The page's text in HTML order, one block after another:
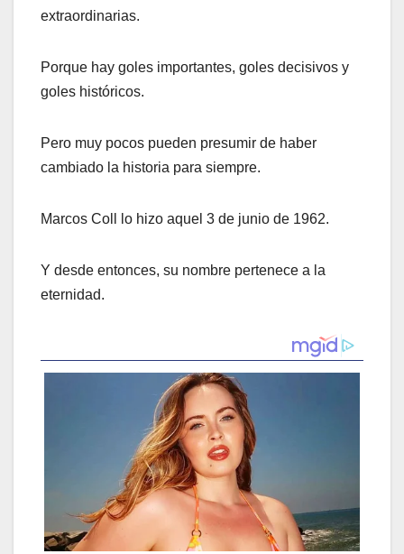
extraordinarias.
Porque hay goles importantes, goles decisivos y
goles históricos.
Pero muy pocos pueden presumir de haber
cambiado la historia para siempre.
Marcos Coll lo hizo aquel 3 de junio de 1962.
Y desde entonces, su nombre pertenece a la
eternidad.